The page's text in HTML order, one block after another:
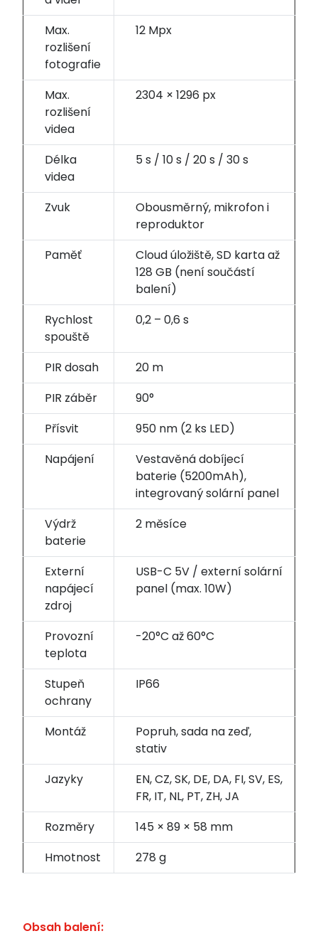
Max.
rozlišení
fotografie
12 Mpx
Max.
rozlišení
videa
2304 × 1296 px
Délka
videa
5 s / 10 s / 20 s / 30 s
Zvuk
Obousměrný, mikrofon i
reproduktor
Paměť
Cloud úložiště, SD karta až
128 GB (není součástí
balení)
Rychlost
spouště
0,2 – 0,6 s
PIR dosah
20 m
PIR záběr
90°
Přísvit
950 nm (2 ks LED)
Napájení
Vestavěná dobíjecí
baterie (5200mAh),
integrovaný solární panel
Výdrž
baterie
2 měsíce
Externí
napájecí
zdroj
USB-C 5V / externí solární
panel (max. 10W)
Provozní
teplota
-20°C až 60°C
Stupeň
ochrany
IP66
Montáž
Popruh, sada na zeď,
stativ
Jazyky
EN, CZ, SK, DE, DA, FI, SV, ES,
FR, IT, NL, PT, ZH, JA
Rozměry
145 × 89 × 58 mm
Hmotnost
278 g
Obsah balení: